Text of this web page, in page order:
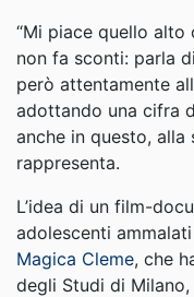
“Mi piace quello alto
non fa sconti: parla
però attentamente
adottando una cifra
anche in questo,
rappresenta.
L’idea di un film-
adolescenti
Magica Cleme, che
degli Studi di